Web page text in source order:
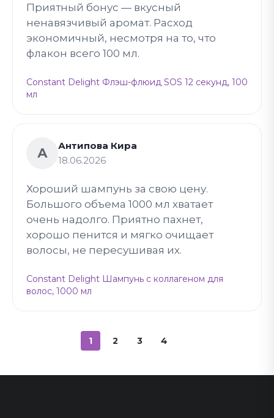
Приятный бонус — вкусный
ненавязчивый аромат. Расход
экономичный, несмотря на то, что
флакон всего 100 мл.
Constant Delight Флэш-флюид SOS 12 секунд, 100
мл
А
Антипова Кира
18.06.2026
Хороший шампунь за свою цену.
Большого объема 1000 мл хватает
очень надолго. Приятно пахнет,
хорошо пенится и мягко очищает
волосы, не пересушивая их.
Constant Delight Шампунь с коллагеном для
волос, 1000 мл
1 2 3 4